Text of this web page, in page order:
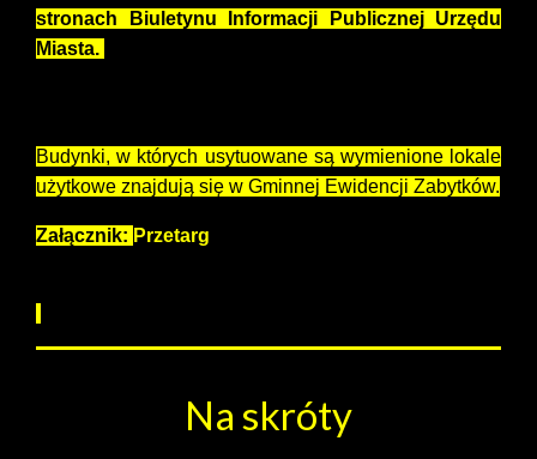
stronach Biuletynu Informacji Publicznej Urzędu
Miasta.
Budynki, w których usytuowane są wymienione lokale
użytkowe znajdują się w Gminnej Ewidencji Zabytków.
Załącznik: Przetarg
Na skróty